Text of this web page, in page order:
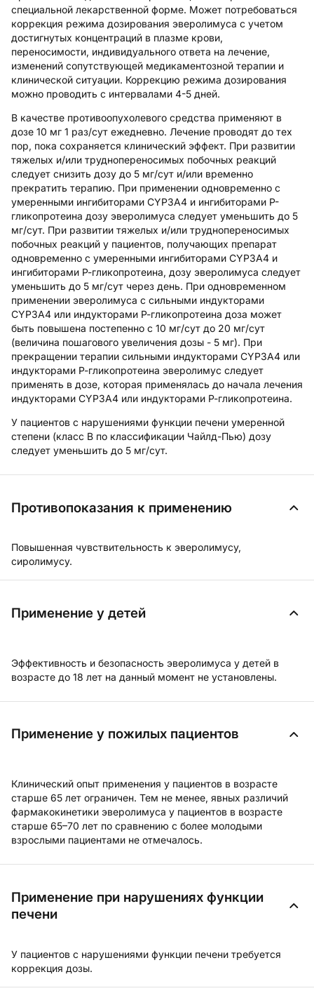
специальной лекарственной форме. Может потребоваться
коррекция режима дозирования эверолимуса с учетом
достигнутых концентраций в плазме крови,
переносимости, индивидуального ответа на лечение,
изменений сопутствующей медикаментозной терапии и
клинической ситуации. Коррекцию режима дозирования
можно проводить с интервалами 4-5 дней.
В качестве противоопухолевого средства применяют в
дозе 10 мг 1 раз/сут ежедневно. Лечение проводят до тех
пор, пока сохраняется клинический эффект. При развитии
тяжелых и/или труднопереносимых побочных реакций
следует снизить дозу до 5 мг/сут и/или временно
прекратить терапию. При применении одновременно с
умеренными ингибиторами CYP3A4 и ингибиторами Р-
гликопротеина дозу эверолимуса следует уменьшить до 5
мг/сут. При развитии тяжелых и/или труднопереносимых
побочных реакций у пациентов, получающих препарат
одновременно с умеренными ингибиторами CYP3A4 и
ингибиторами Р-гликопротеина, дозу эверолимуса следует
уменьшить до 5 мг/сут через день. При одновременном
применении эверолимуса с сильными индукторами
CYP3A4 или индукторами Р-гликопротеина доза может
быть повышена постепенно с 10 мг/сут до 20 мг/сут
(величина пошагового увеличения дозы - 5 мг). При
прекращении терапии сильными индукторами CYP3A4 или
индукторами Р-гликопротеина эверолимус следует
применять в дозе, которая применялась до начала лечения
индукторами CYP3A4 или индукторами Р-гликопротеина.
У пациентов с нарушениями функции печени умеренной
степени (класс В по классификации Чайлд-Пью) дозу
следует уменьшить до 5 мг/сут.
Противопоказания к применению
Повышенная чувствительность к эверолимусу,
сиролимусу.
Применение у детей
Эффективность и безопасность эверолимуса у детей в
возрасте до 18 лет на данный момент не установлены.
Применение у пожилых пациентов
Клинический опыт применения у пациентов в возрасте
старше 65 лет ограничен. Тем не менее, явных различий
фармакокинетики эверолимуса у пациентов в возрасте
старше 65–70 лет по сравнению с более молодыми
взрослыми пациентами не отмечалось.
Применение при нарушениях функции
печени
У пациентов с нарушениями функции печени требуется
коррекция дозы.